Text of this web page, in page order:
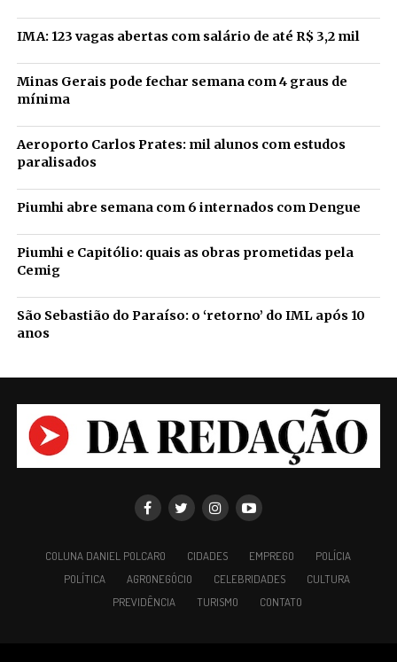
IMA: 123 vagas abertas com salário de até R$ 3,2 mil
Minas Gerais pode fechar semana com 4 graus de
mínima
Aeroporto Carlos Prates: mil alunos com estudos
paralisados
Piumhi abre semana com 6 internados com Dengue
Piumhi e Capitólio: quais as obras prometidas pela
Cemig
São Sebastião do Paraíso: o ‘retorno’ do IML após 10
anos
COLUNA DANIEL POLCARO CIDADES EMPREGO
POLÍCIA
POLÍTICA
AGRONEGÓCIO CELEBRIDADES
CULTURA
PREVIDÊNCIA
TURISMO CONTATO